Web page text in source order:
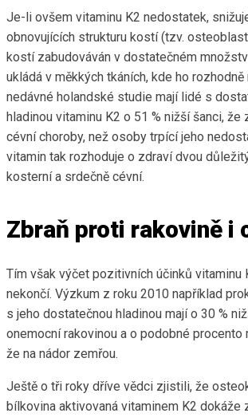
Je-li ovšem vitaminu K2 nedostatek,
obnovujících strukturu kostí (tzv.
kostí zabudováván v dostatečném
ukládá v měkkých tkáních, kde ho
nedávné holandské studie mají lidé s
hladinou vitaminu K2 o 51 % nižší šanci, že
cévní choroby, než osoby trpící jeho
vitamin tak rozhoduje o zdraví dvou
kosterní a srdečně cévní.
Zbraň proti rakovině i
Tím však výčet pozitivních účinků vitaminu
nekončí. Výzkum z roku 2010 například
s jeho dostatečnou hladinou mají o 30 %
onemocní rakovinou a o podobné procento
že na nádor zemřou.
Ještě o tři roky dříve vědci zjistili, že
bílkovina aktivovaná vitaminem K2 dokáže